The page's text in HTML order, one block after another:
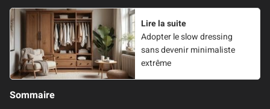
Lire la suite
Adopter le slow dressing
sans devenir minimaliste
extrême
Sommaire